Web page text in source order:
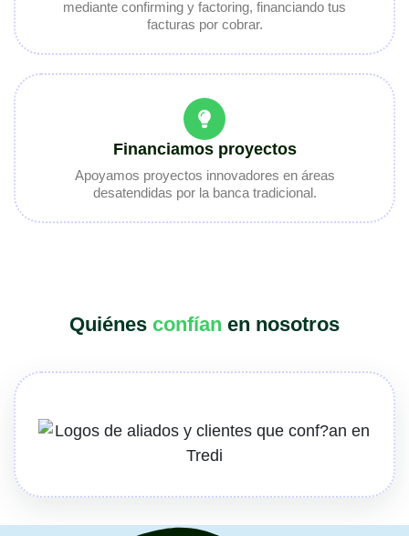
mediante confirming y factoring, financiando tus
facturas por cobrar.
Financiamos proyectos
Apoyamos proyectos innovadores en áreas
desatendidas por la banca tradicional.
Quiénes confían en nosotros